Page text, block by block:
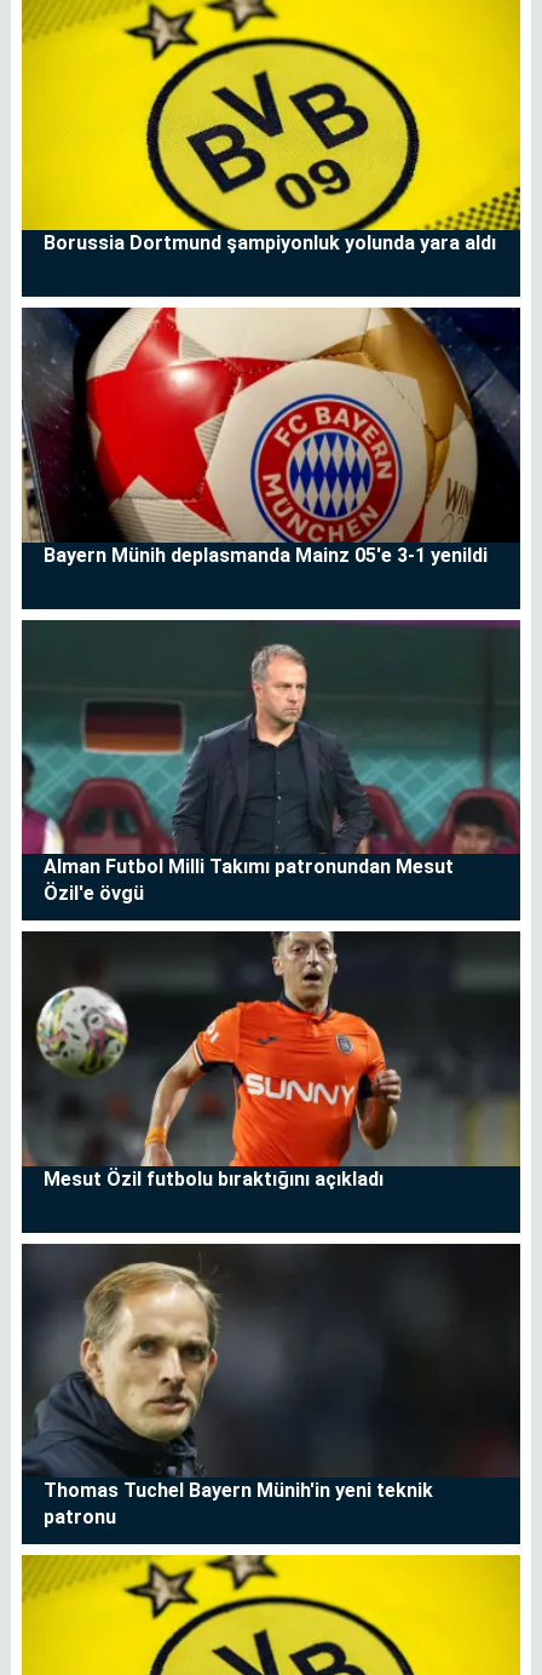
Borussia Dortmund şampiyonluk yolunda yara aldı
Bayern Münih deplasmanda Mainz 05'e 3-1 yenildi
Alman Futbol Milli Takımı patronundan Mesut
Özil'e övgü
Mesut Özil futbolu bıraktığını açıkladı
Thomas Tuchel Bayern Münih'in yeni teknik
patronu